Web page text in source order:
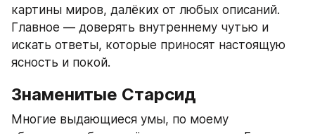
картины миров, далёких от любых описаний.
Главное — доверять внутреннему чутью и
искать ответы, которые приносят настоящую
ясность и покой.
Знаменитые Старсид
Многие выдающиеся умы, по моему